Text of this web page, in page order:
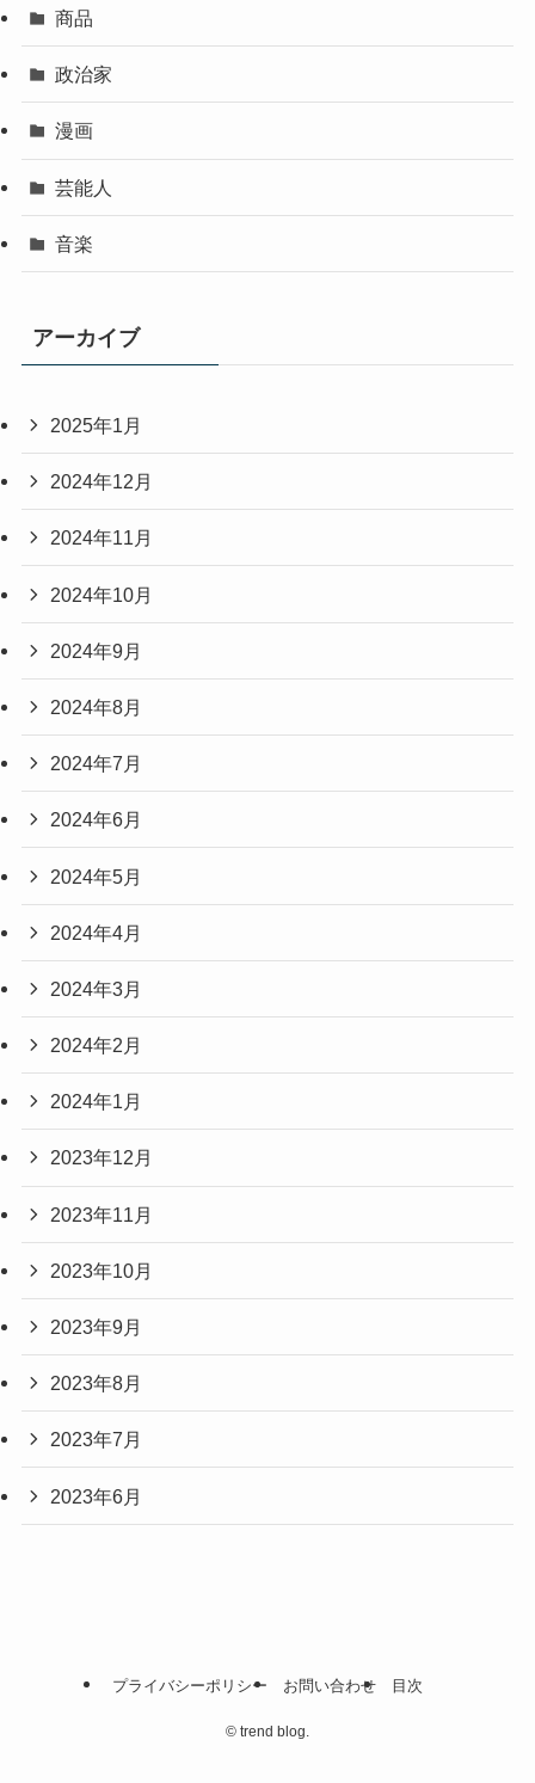
商品
政治家
漫画
芸能人
音楽
アーカイブ
2025年1月
2024年12月
2024年11月
2024年10月
2024年9月
2024年8月
2024年7月
2024年6月
2024年5月
2024年4月
2024年3月
2024年2月
2024年1月
2023年12月
2023年11月
2023年10月
2023年9月
2023年8月
2023年7月
2023年6月
プライバシーポリシー お問い合わせ 目次
© trend blog.